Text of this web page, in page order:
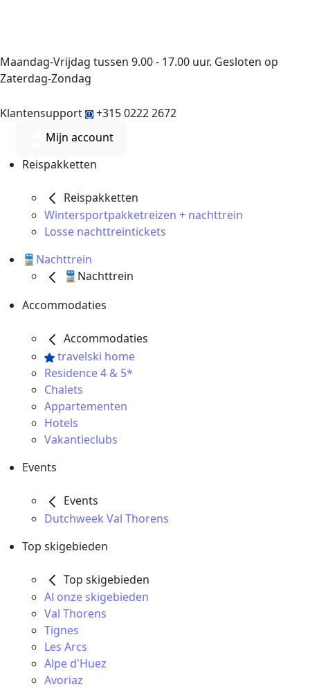
Maandag-Vrijdag tussen 9.00 - 17.00 uur. Gesloten op
Zaterdag-Zondag
Klantensupport
+315 0222 2672
Mijn account
Reispakketten
Reispakketten
Wintersportpakketreizen + nachttrein
Losse nachttreintickets
🚆Nachttrein
🚆Nachttrein
Accommodaties
Accommodaties
travelski home
Residence 4 & 5*
Chalets
Appartementen
Hotels
Vakantieclubs
Events
Events
Dutchweek Val Thorens
Top skigebieden
Top skigebieden
Al onze skigebieden
Val Thorens
Tignes
Les Arcs
Alpe d'Huez
Avoriaz